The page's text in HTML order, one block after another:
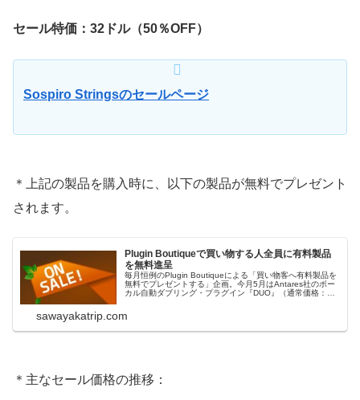
セール特価：32ドル（50％OFF）
Sospiro Stringsのセールページ
＊上記の製品を購入時に、以下の製品が無料でプレゼント
されます。
Plugin Boutiqueで買い物する人全員に有料製品
を無料進呈
毎月恒例のPlugin Boutiqueによる「買い物客へ有料製品を
無料でプレゼントする」企画。今月5月はAntares社のボー
カル自動ダブリング・プラグイン『DUO』（通常価格：69
sawayakatrip.com
＊主なセール価格の推移：